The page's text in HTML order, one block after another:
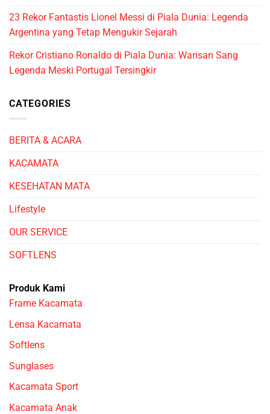
23 Rekor Fantastis Lionel Messi di Piala Dunia: Legenda
Argentina yang Tetap Mengukir Sejarah
Rekor Cristiano Ronaldo di Piala Dunia: Warisan Sang
Legenda Meski Portugal Tersingkir
CATEGORIES
BERITA & ACARA
KACAMATA
KESEHATAN MATA
Lifestyle
OUR SERVICE
SOFTLENS
Produk Kami
Frame Kacamata
Lensa Kacamata
Softlens
Sunglases
Kacamata Sport
Kacamata Anak